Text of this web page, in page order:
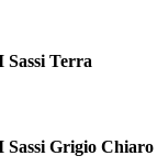
Sassi Terra
Sassi Grigio Chiaro